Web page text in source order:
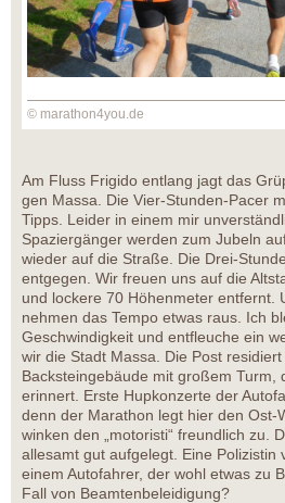
© marathon4you.de
Am Fluss Frigido entlang jagt das
gen Massa. Die Vier-Stunden-Pacer
Tipps. Leider in einem mir
Spaziergänger werden zum Jubeln
wieder auf die Straße. Die Drei-
entgegen. Wir freuen uns auf die
und lockere 70 Höhenmeter entfernt.
nehmen das Tempo etwas raus. Ich
Geschwindigkeit und entfleuche ein
wir die Stadt Massa. Die Post
Backsteingebäude mit großem Turm,
erinnert. Erste Hupkonzerte der
denn der Marathon legt hier den Ost-
winken den „motoristi“ freundlich zu.
allesamt gut aufgelegt. Eine Polizistin
einem Autofahrer, der wohl etwas zu
Fall von Beamtenbeleidigung?